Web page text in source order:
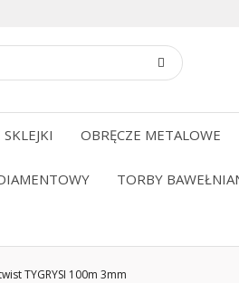
OBRĘCZE METALOWE
TORBY
TYGRYSI 100m 3mm